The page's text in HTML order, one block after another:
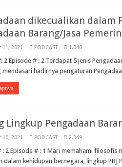
dikecualikan dalam
Barang/Jasa
2021 PODCAST 1,040
2 Episode # : 2 Terdapat 5 jenis
mendasari hadirnya pengaturan
Lingkup Pengadaan
2021 PODCAST 2,349
: 2 Episode # : 1 Mari memahami filosofis
dalam kehidupan bernegara, lingkup